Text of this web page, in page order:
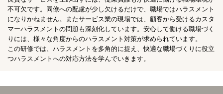
不可欠です。同僚への配慮が少し欠けるだけで、職場ではハラスメント
になりかねません。またサービス業の現場では、顧客から受けるカスタ
マーハラスメントの問題も深刻化しています。安心して働ける職場づく
りには、様々な角度からのハラスメント対策が求められています。
この研修では、ハラスメントを多角的に捉え、快適な職場づくりに役立
つハラスメントへの対応方法を学んでいきます。